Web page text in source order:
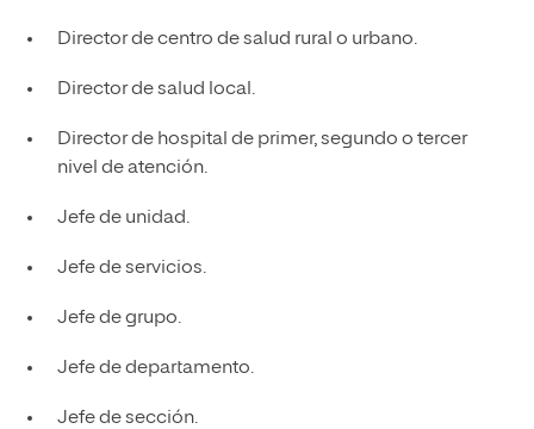
Director de centro de salud rural o urbano.
Director de salud local.
Director de hospital de primer, segundo o tercer
nivel de atención.
Jefe de unidad.
Jefe de servicios.
Jefe de grupo.
Jefe de departamento.
Jefe de sección.